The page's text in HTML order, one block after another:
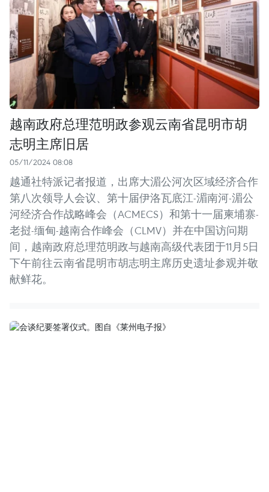
越南政府总理范明政参观云南省昆明市胡
志明主席旧居
05/11/2024 08:08
越通社特派记者报道，出席大湄公河次区域经济合作
第八次领导人会议、第十届伊洛瓦底江-湄南河-湄公
河经济合作战略峰会（ACMECS）和第十一届柬埔寨-
老挝-缅甸-越南合作峰会（CLMV）并在中国访问期
间，越南政府总理范明政与越南高级代表团于11月5日
下午前往云南省昆明市胡志明主席历史遗址参观并敬
献鲜花。